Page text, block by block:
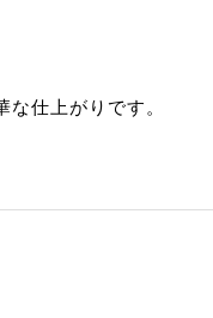
仕上がりです。